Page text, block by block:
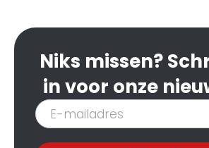
Niks missen?
in voor onze
Inschrijven
nieuwsbrief